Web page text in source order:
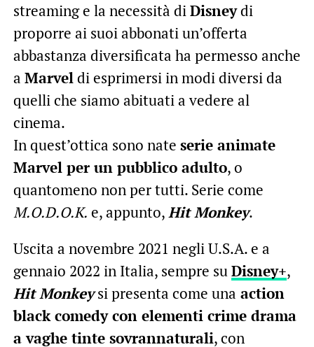
streaming e la necessità diDisneydi
proporre ai suoi abbonati un’offerta
abbastanza diversificata ha permesso anche
a Marveldi esprimersi in modi diversi da
quelli che siamo abituati a vedere al
cinema.
In quest’ottica sono nate serie animate
Marvel per un pubblico adulto, o
quantomeno non per tutti. Serie come
M.O.D.O.K. e, appunto,Hit Monkey.
Uscita a novembre 2021 negli U.S.A. e a
gennaio 2022 in Italia, sempre suDisney+,
Hit Monkeysi presenta come una action
black comedy con elementi crime drama
a vaghe tinte sovrannaturali, con